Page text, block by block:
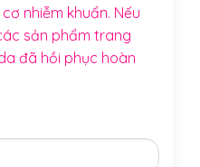
nhiễm khuẩn. Nếu
sản phẩm trang
đã hồi phục hoàn